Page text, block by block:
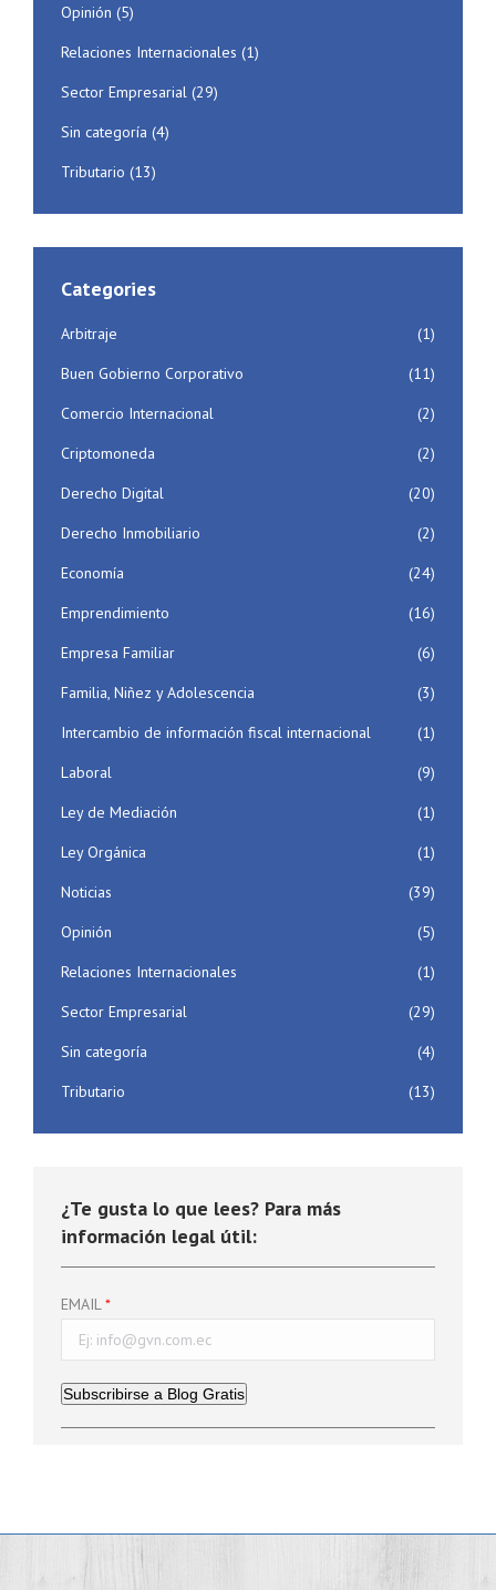
Opinión (5)
Relaciones Internacionales (1)
Sector Empresarial (29)
Sin categoría (4)
Tributario (13)
Categories
Arbitraje
(1)
Buen Gobierno Corporativo
(11)
Comercio Internacional
(2)
Criptomoneda
(2)
Derecho Digital
(20)
Derecho Inmobiliario
(2)
Economía
(24)
Emprendimiento
(16)
Empresa Familiar
(6)
Familia, Niñez y Adolescencia
(3)
Intercambio de información fiscal internacional
(1)
Laboral
(9)
Ley de Mediación
(1)
Ley Orgánica
(1)
Noticias
(39)
Opinión
(5)
Relaciones Internacionales
(1)
Sector Empresarial
(29)
Sin categoría
(4)
Tributario
(13)
¿Te gusta lo que lees? Para más
información legal útil:
EMAIL
Subscribirse a Blog Gratis